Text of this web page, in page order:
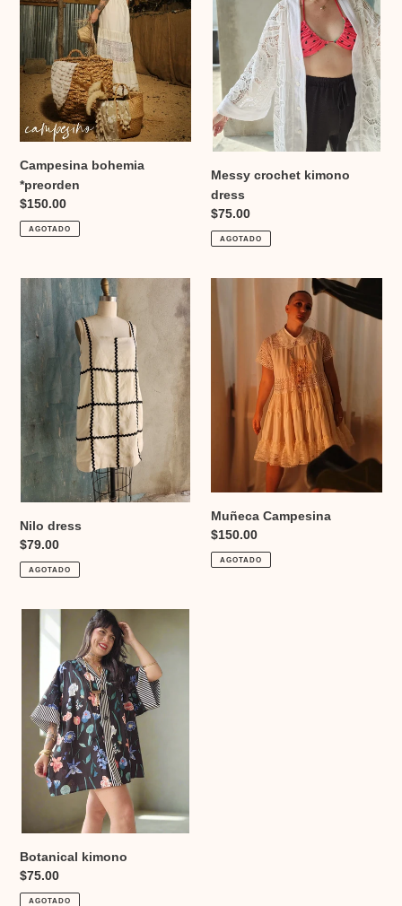
Campesina bohemia
*preorden
Precio
habitual
$150.00
AGOTADO
Messy crochet kimono
dress
Precio
habitual
$75.00
AGOTADO
Nilo
dress
Nilo dress
Precio
habitual
$79.00
AGOTADO
Muñeca Campesina
Precio
habitual
$150.00
AGOTADO
Botanical
Botanical kimono
Precio
habitual
$75.00
AGOTADO